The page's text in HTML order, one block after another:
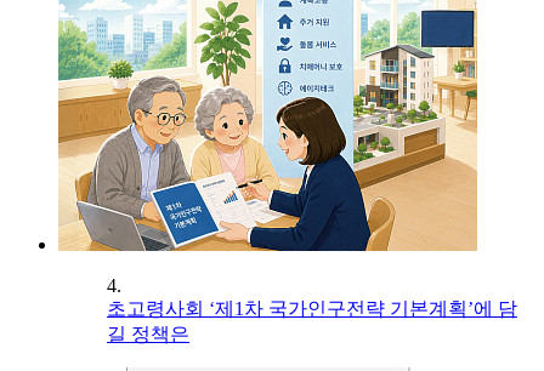
4.
초고령사회 ‘제1차 국가인구전략 기본계획’에 담
길 정책은